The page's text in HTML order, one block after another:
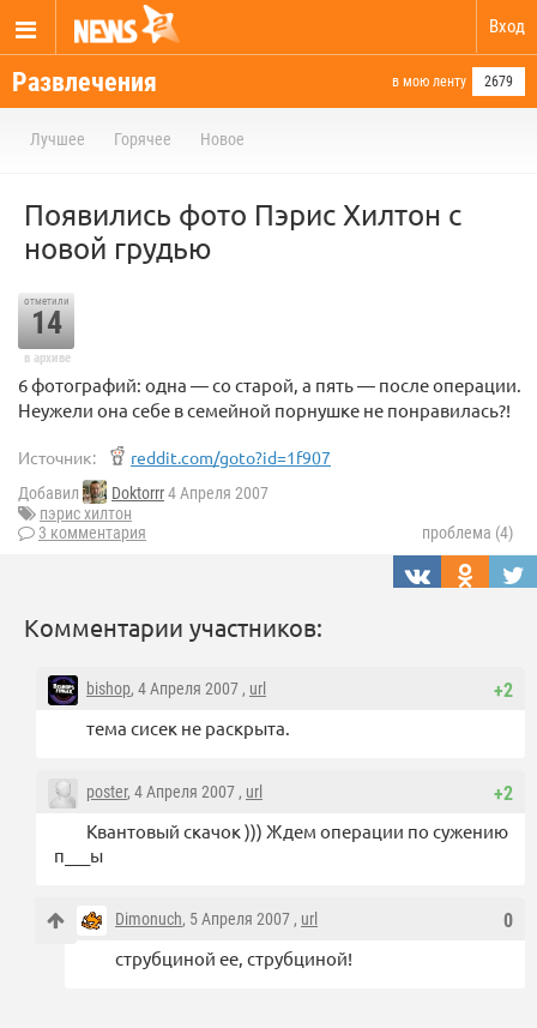
Вход
Развлечения в мою ленту 2679
Лучшее Горячее Новое
Появились фото Пэрис Хилтон с
новой грудью
отметили
14
в архиве
6 фотографий: одна — со старой, а пять — после операции.
Неужели она себе в семейной порнушке не понравилась?!
Источник: reddit.com/goto?id=1f907
Добавил Doktorrr4 Апреля 2007
пэрис хилтон
3 комментария
проблема (4)
Комментарии участников:
+2
bishop, 4 Апреля 2007 , url
тема сисек не раскрыта.
+2
poster, 4 Апреля 2007 , url
Квантовый скачок ))) Ждем операции по сужению
п___ы
0
Dimonuch, 5 Апреля 2007 , url
струбциной ее, струбциной!